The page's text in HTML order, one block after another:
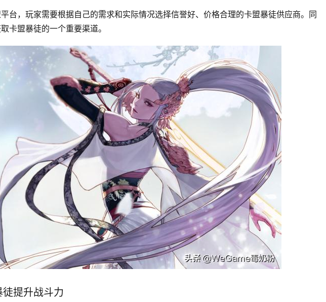
台，玩家需要根据自己的需求和实际情况选择信誉好、价格合理的卡盟暴徒供应商。同
卡盟暴徒的一个重要渠道。
提升战斗力